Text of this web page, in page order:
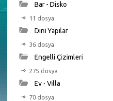
Bar - Disko
11 dosya
Dini Yapılar
36 dosya
Engelli Çizimleri
275 dosya
Ev - Villa
70 dosya